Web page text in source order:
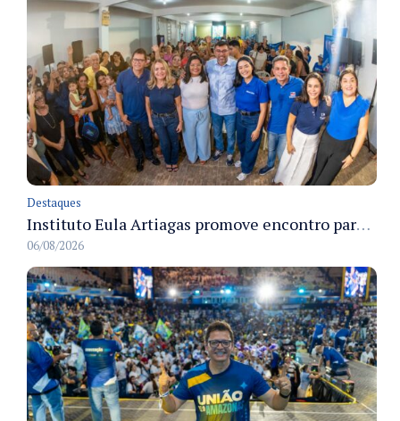
Destaques
Instituto Eula Artiagas promove encontro para discutir melhorias para o bairro Petrópolis
06/08/2026